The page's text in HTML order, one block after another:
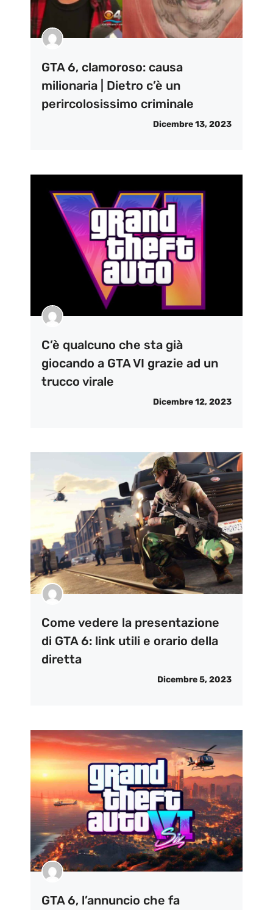
GTA 6, clamoroso: causa
milionaria | Dietro c’è un
perircolosissimo criminale
Dicembre 13, 2023
C’è qualcuno che sta già
giocando a GTA VI grazie ad un
trucco virale
Dicembre 12, 2023
Come vedere la presentazione
di GTA 6: link utili e orario della
diretta
Dicembre 5, 2023
GTA 6, l’annuncio che fa